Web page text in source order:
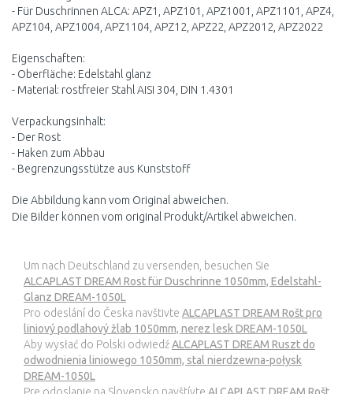
- Für Duschrinnen ALCA: APZ1, APZ101, APZ1001, APZ1101, APZ4,
APZ104, APZ1004, APZ1104, APZ12, APZ22, APZ2012, APZ2022
Eigenschaften:
- Oberfläche: Edelstahl glanz
- Material: rostfreier Stahl AISI 304, DIN 1.4301
Verpackungsinhalt:
- Der Rost
- Haken zum Abbau
- Begrenzungsstütze aus Kunststoff
Die Abbildung kann vom Original abweichen.
Die Bilder können vom original Produkt/Artikel abweichen.
Um nach Deutschland zu versenden, besuchen Sie
ALCAPLAST DREAM Rost für Duschrinne 1050mm, Edelstahl-
Glanz DREAM-1050L
Pro odeslání do Česka navštivte ALCAPLAST DREAM Rošt pro
liniový podlahový žlab 1050mm, nerez lesk DREAM-1050L
Aby wysłać do Polski odwiedźALCAPLAST DREAM Ruszt do
odwodnienia liniowego 1050mm, stal nierdzewna-połysk
DREAM-1050L